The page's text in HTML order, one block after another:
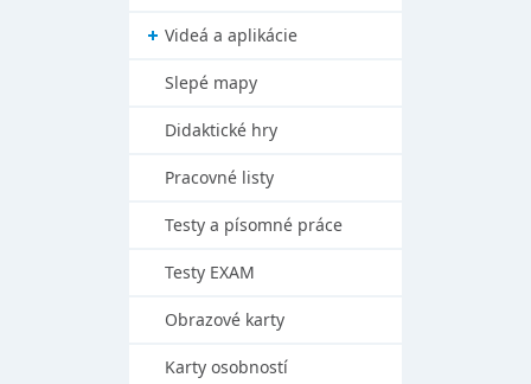
Videá a aplikácie
Slepé mapy
Didaktické hry
Pracovné listy
Testy a písomné práce
Testy EXAM
Obrazové karty
Karty osobností